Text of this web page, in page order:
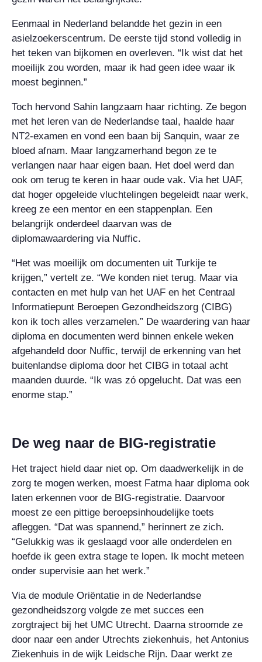
Eenmaal in Nederland belandde het gezin in een
asielzoekerscentrum. De eerste tijd stond volledig in
het teken van bijkomen en overleven. “Ik wist dat het
moeilijk zou worden, maar ik had geen idee waar ik
moest beginnen.”
Toch hervond Sahin langzaam haar richting. Ze begon
met het leren van de Nederlandse taal, haalde haar
NT2-examen en vond een baan bij Sanquin, waar ze
bloed afnam. Maar langzamerhand begon ze te
verlangen naar haar eigen baan. Het doel werd dan
ook om terug te keren in haar oude vak. Via het UAF,
dat hoger opgeleide vluchtelingen begeleidt naar werk,
kreeg ze een mentor en een stappenplan. Een
belangrijk onderdeel daarvan was de
diplomawaardering via Nuffic.
“Het was moeilijk om documenten uit Turkije te
krijgen,” vertelt ze. “We konden niet terug. Maar via
contacten en met hulp van het UAF en het Centraal
Informatiepunt Beroepen Gezondheidszorg (CIBG)
kon ik toch alles verzamelen.” De waardering van haar
diploma en documenten werd binnen enkele weken
afgehandeld door Nuffic, terwijl de erkenning van het
buitenlandse diploma door het CIBG in totaal acht
maanden duurde. “Ik was zó opgelucht. Dat was een
enorme stap.”
De weg naar de BIG-registratie
Het traject hield daar niet op. Om daadwerkelijk in de
zorg te mogen werken, moest Fatma haar diploma ook
laten erkennen voor de BIG-registratie. Daarvoor
moest ze een pittige beroepsinhoudelijke toets
afleggen. “Dat was spannend,” herinnert ze zich.
“Gelukkig was ik geslaagd voor alle onderdelen en
hoefde ik geen extra stage te lopen. Ik mocht meteen
onder supervisie aan het werk.”
Via de module Oriëntatie in de Nederlandse
gezondheidszorg volgde ze met succes een
zorgtraject bij het UMC Utrecht. Daarna stroomde ze
door naar een ander Utrechts ziekenhuis, het Antonius
Ziekenhuis in de wijk Leidsche Rijn. Daar werkt ze